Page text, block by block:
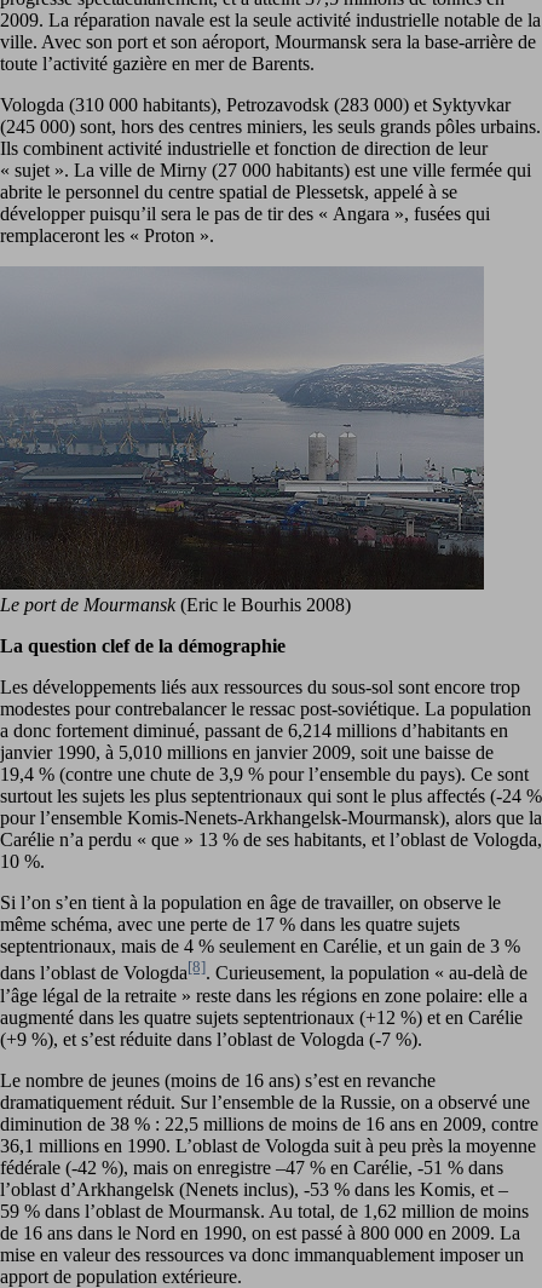
2009. La réparation navale est la seule activité industrielle notable de la
ville. Avec son port et son aéroport, Mourmansk sera la base-arrière de
toute l’activité gazière en mer de Barents.
Vologda (310 000 habitants), Petrozavodsk (283 000) et Syktyvkar
(245 000) sont, hors des centres miniers, les seuls grands pôles urbains.
Ils combinent activité industrielle et fonction de direction de leur
« sujet ». La ville de Mirny (27 000 habitants) est une ville fermée qui
abrite le personnel du centre spatial de Plessetsk, appelé à se
développer puisqu’il sera le pas de tir des « Angara », fusées qui
remplaceront les « Proton ».
Le port de Mourmansk (Eric le Bourhis 2008)
La question clef de la démographie
Les développements liés aux ressources du sous-sol sont encore trop
modestes pour contrebalancer le ressac post-soviétique. La population
a donc fortement diminué, passant de 6,214 millions d’habitants en
janvier 1990, à 5,010 millions en janvier 2009, soit une baisse de
19,4 % (contre une chute de 3,9 % pour l’ensemble du pays). Ce sont
surtout les sujets les plus septentrionaux qui sont le plus affectés (-24 %
pour l’ensemble Komis-Nenets-Arkhangelsk-Mourmansk), alors que la
Carélie n’a perdu « que » 13 % de ses habitants, et l’oblast de Vologda,
10 %.
Si l’on s’en tient à la population en âge de travailler, on observe le
même schéma, avec une perte de 17 % dans les quatre sujets
septentrionaux, mais de 4 % seulement en Carélie, et un gain de 3 %
dans l’oblast de Vologda[8]. Curieusement, la population « au-delà de
l’âge légal de la retraite » reste dans les régions en zone polaire: elle a
augmenté dans les quatre sujets septentrionaux (+12 %) et en Carélie
(+9 %), et s’est réduite dans l’oblast de Vologda (-7 %).
Le nombre de jeunes (moins de 16 ans) s’est en revanche
dramatiquement réduit. Sur l’ensemble de la Russie, on a observé une
diminution de 38 % : 22,5 millions de moins de 16 ans en 2009, contre
36,1 millions en 1990. L’oblast de Vologda suit à peu près la moyenne
fédérale (-42 %), mais on enregistre –47 % en Carélie, -51 % dans
l’oblast d’Arkhangelsk (Nenets inclus), -53 % dans les Komis, et –
59 % dans l’oblast de Mourmansk. Au total, de 1,62 million de moins
de 16 ans dans le Nord en 1990, on est passé à 800 000 en 2009. La
mise en valeur des ressources va donc immanquablement imposer un
apport de population extérieure.